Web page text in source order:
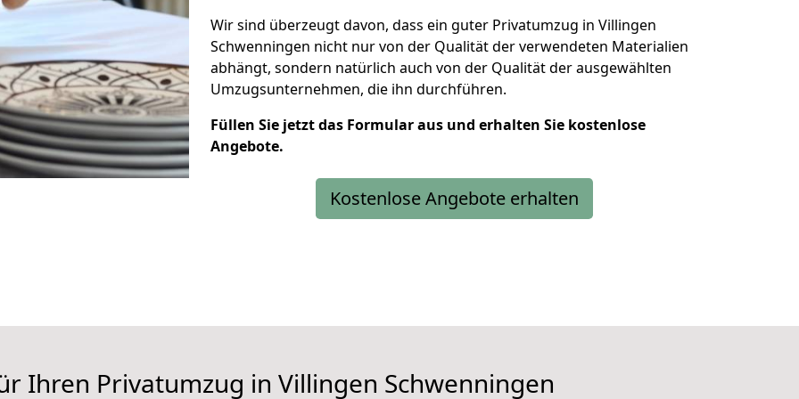
Wir sind überzeugt davon, dass ein guter Privatumzug in Villingen
Schwenningen nicht nur von der Qualität der verwendeten Materialien
abhängt, sondern natürlich auch von der Qualität der ausgewählten
Umzugsunternehmen, die ihn durchführen.
Füllen Sie jetzt das Formular aus und erhalten Sie kostenlose
Angebote.
Kostenlose Angebote erhalten
Ihren Privatumzug in Villingen Schwenningen